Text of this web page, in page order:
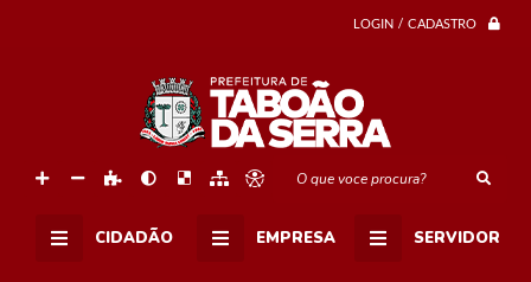
LOGIN / CADASTRO
O que voce procura?
CIDADÃO EMPRESA SERVIDOR